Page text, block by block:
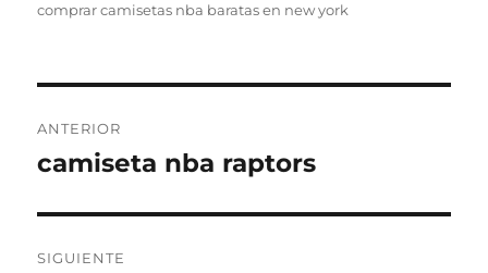
comprar camisetas nba baratas en new york
de
ANTERIOR
Entrada
camiseta nba raptors
SIGUIENTE